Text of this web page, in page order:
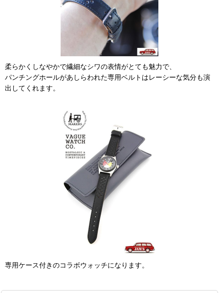
柔らかくしなやかで繊細なシワの表情がとても魅力で、
パンチングホールがあしらわれた専用ベルトはレーシーな気分も演
出してくれます。
専用ケース付きのコラボウォッチになります。